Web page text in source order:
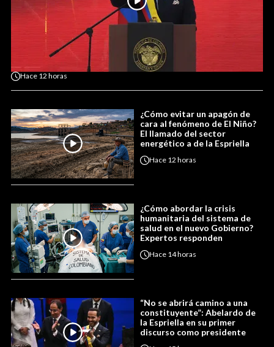
Hace 12 horas
¿Cómo evitar un apagón de
cara al fenómeno de El Niño?
El llamado del sector
energético a de la Espriella
Hace 12 horas
¿Cómo abordar la crisis
humanitaria del sistema de
salud en el nuevo Gobierno?
Expertos responden
Hace 14 horas
“No se abrirá camino a una
constituyente”: Abelardo de
la Espriella en su primer
discurso como presidente